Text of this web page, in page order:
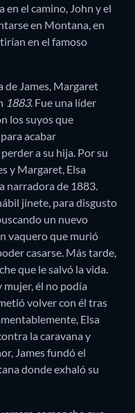
en el camino, John y el
en Montana, en
en el famoso
de James, Margaret
1883. Fue una líder
los suyos que
acabar
a su hija. Por su
y Margaret, Elsa
narradora de 1883.
jinete, para disgusto
un nuevo
vaquero que murió
casarse. Más tarde,
que le salvó la vida.
él no podía
volver con él tras
Elsa
la caravana y
James fundó el
donde exhaló su